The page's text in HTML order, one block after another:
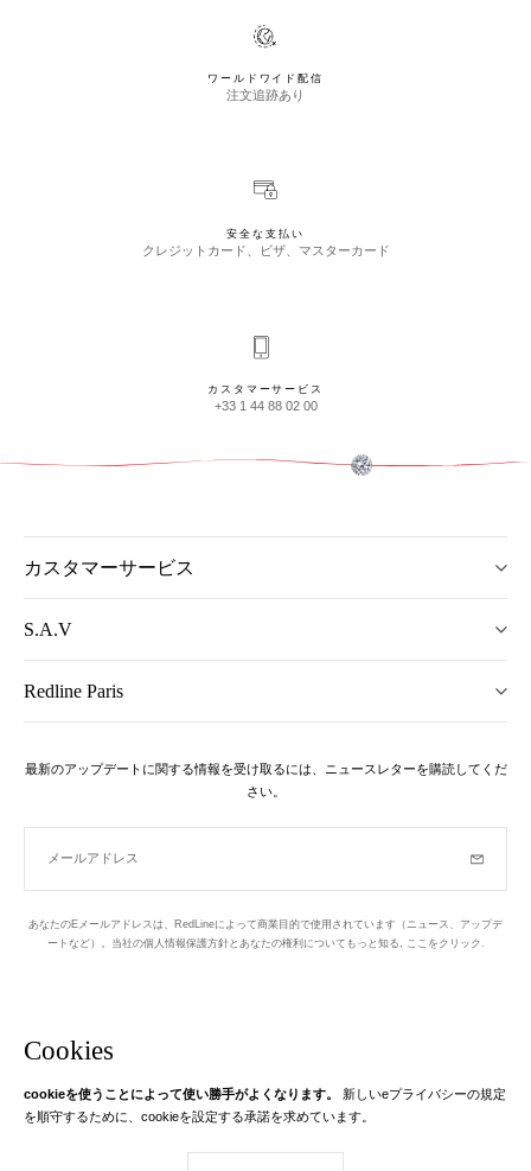
Cookies
cookieを使うことによって使い勝手がよくなります。
新しいeプライバシーの規定
を順守するために、cookieを設定する承諾を求めています。
ワールドワイド配信
注文追跡あり
安全な支払い
クレジットカード、ビザ、マスターカード
カスタマーサービス
+33 1 44 88 02 00
カスタマーサービス
S.A.V
Redline Paris
最新のアップデートに関する情報を受け取るには、ニュースレターを購読してくだ
さい。
メールアドレス
あなたのEメールアドレスは、RedLineによって商業目的で使用されています（ニュース、アップデ
ートなど）。当社の個人情報保護方針とあなたの権利についてもっと知る,
ここをクリック
Instagram Facebook Twitter Pinterest
あなたのEメール